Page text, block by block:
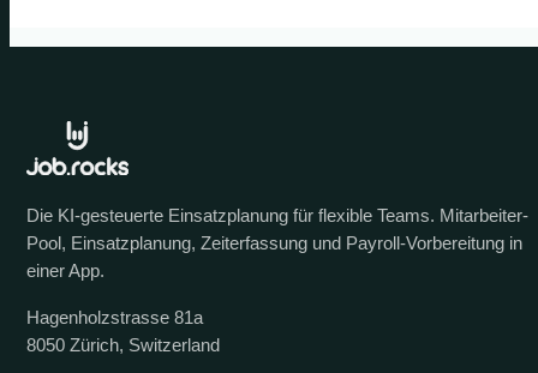
Die KI-gesteuerte Einsatzplanung für flexible Teams. Mitarbeiter-
Pool, Einsatzplanung, Zeiterfassung und Payroll-Vorbereitung in
einer App.
Hagenholzstrasse 81a
8050 Zürich, Switzerland